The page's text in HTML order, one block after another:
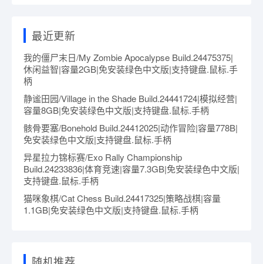
最近更新
我的僵尸末日/My Zombie Apocalypse Build.24475375|
休闲益智|容量2GB|免安装绿色中文版|支持键盘.鼠标.手
柄
静谧田园/Village in the Shade Build.24441724|模拟经营|
容量8GB|免安装绿色中文版|支持键盘.鼠标.手柄
骸骨要塞/Bonehold Build.24412025|动作冒险|容量778B|
免安装绿色中文版|支持键盘.鼠标.手柄
异星拉力锦标赛/Exo Rally Championship
Build.24233836|体育竞速|容量7.3GB|免安装绿色中文版|
支持键盘.鼠标.手柄
猫咪象棋/Cat Chess Build.24417325|策略战棋|容量
1.1GB|免安装绿色中文版|支持键盘.鼠标.手柄